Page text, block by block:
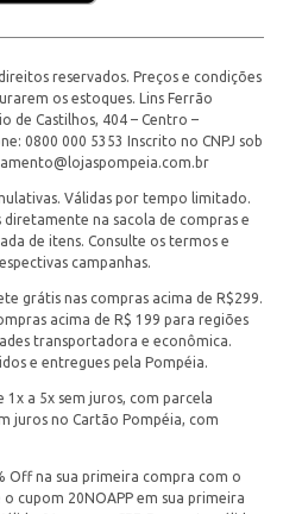
reservados. Preços e condições
os estoques. Lins Ferrão
de Castilhos, 404 – Centro –
0800 000 5353 Inscrito no CNPJ sob
Válidas por tempo limitado.
na sacola de compras e
de itens. Consulte os termos e
campanhas.
grátis nas compras acima de R$299.
acima de R$ 199 para regiões
transportadora e econômica.
e entregues pela Pompéia.
1x a 5x sem juros, com parcela
juros no Cartão Pompéia, com
Off na sua primeira compra com o
o cupom 20NOAPP em sua primeira